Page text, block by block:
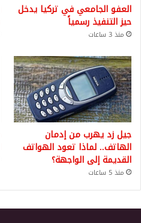
العفو الجامعي في تركيا يدخل
حيز التنفيذ رسمياً
منذ 3 ساعات
جيل زد يهرب من إدمان
الهاتف.. لماذا تعود الهواتف
القديمة إلى الواجهة؟
منذ 5 ساعات